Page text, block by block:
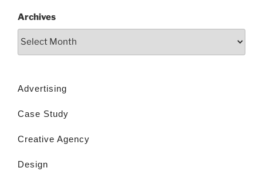
Archives
Advertising
Case Study
Creative Agency
Design